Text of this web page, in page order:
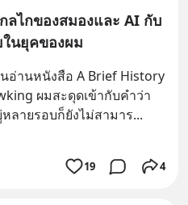
ลไกของสมองและ AI กับ
นยุคของผม
านหนังสือ A Brief History
ผมสะดุดเข้ากับคำว่า
ลายรอบก็ยังไม่สามาร
19 4